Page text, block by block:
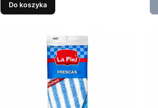
Do koszyka